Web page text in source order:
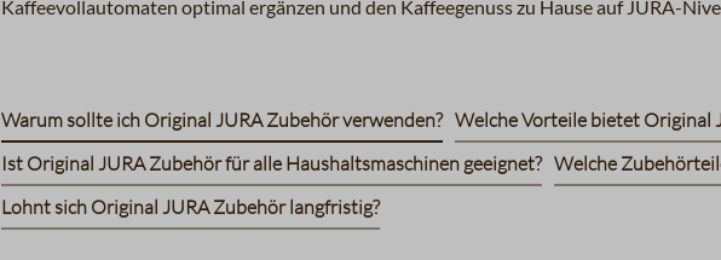
Kaffeevollautomaten optimal ergänzen und den Kaffeegenuss zu Hause auf JURA-
Warum sollte ich Original JURA Zubehör verwenden? Welche Vorteile bietet Original
Ist Original JURA Zubehör für alle Haushaltsmaschinen geeignet? Welche
Lohnt sich Original JURA Zubehör langfristig?